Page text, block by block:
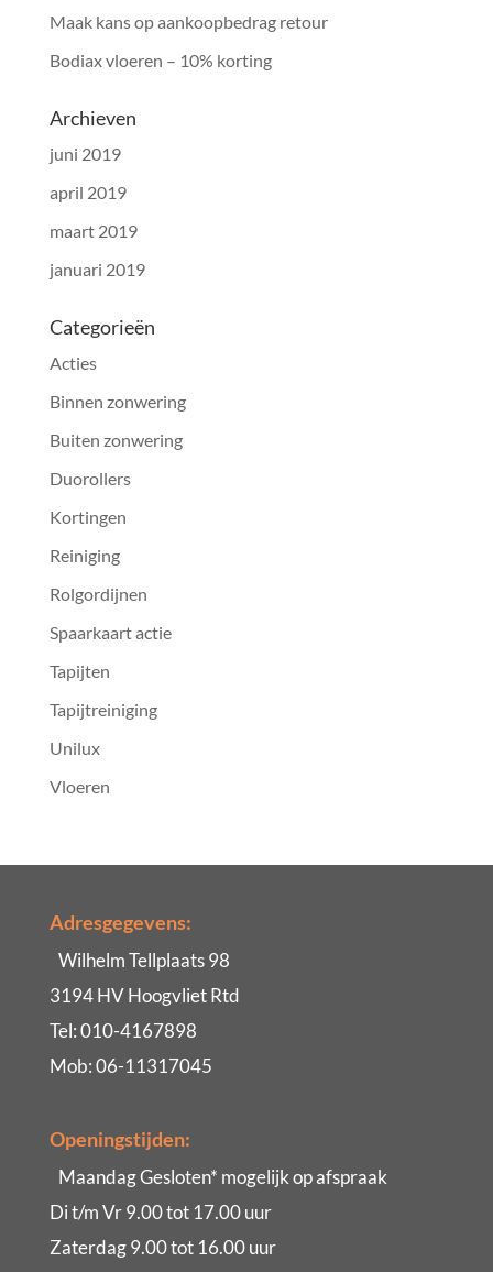
Maak kans op aankoopbedrag retour
Bodiax vloeren – 10% korting
Archieven
juni 2019
april 2019
maart 2019
januari 2019
Categorieën
Acties
Binnen zonwering
Buiten zonwering
Duorollers
Kortingen
Reiniging
Rolgordijnen
Spaarkaart actie
Tapijten
Tapijtreiniging
Unilux
Vloeren
Adresgegevens:
Wilhelm Tellplaats 98
3194 HV Hoogvliet Rtd
Tel: 010-4167898
Mob: 06-11317045
Openingstijden:
Maandag Gesloten* mogelijk op afspraak
Di t/m Vr 9.00 tot 17.00 uur
Zaterdag 9.00 tot 16.00 uur